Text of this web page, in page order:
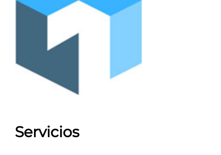
Servicios